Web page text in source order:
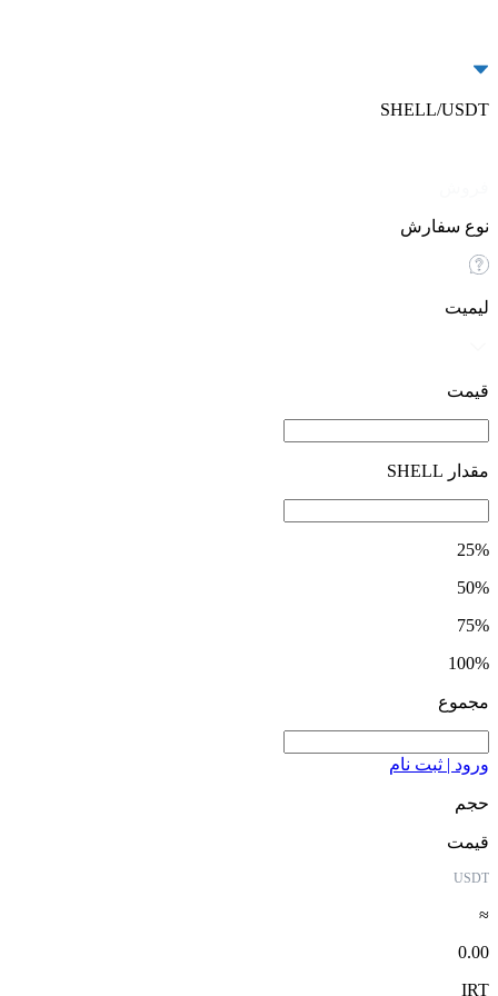
SHELL/USDT
نوع سفارش
لیمیت
قیمت
مقدار SHELL
25%
50%
75%
100%
مجموع
ورود | ثبت نام
حجم
قیمت
USDT
≈
0.00
IRT